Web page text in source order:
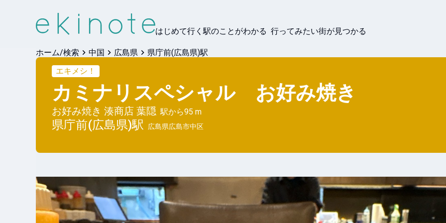
はじめて行く駅のことがわかる 行ってみたい街が見つかる
ホーム/検索 中国 広島県
県庁前(広島県)駅
エキメシ！
カミナリスペシャル お好み焼き
お好み焼き 湊商店 葉隠 駅から95 m
県庁前(広島県)駅 広島県広島市中区